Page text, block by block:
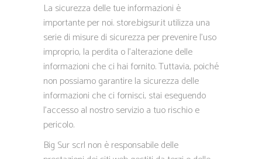
La sicurezza delle tue informazioni è
importante per noi. store.bigsur.it utilizza una
serie di misure di sicurezza per prevenire l’uso
improprio, la perdita o l’alterazione delle
informazioni che ci hai fornito. Tuttavia, poiché
non possiamo garantire la sicurezza delle
informazioni che ci fornisci, stai eseguendo
l’accesso al nostro servizio a tuo rischio e
pericolo.
Big Sur scrl non è responsabile delle